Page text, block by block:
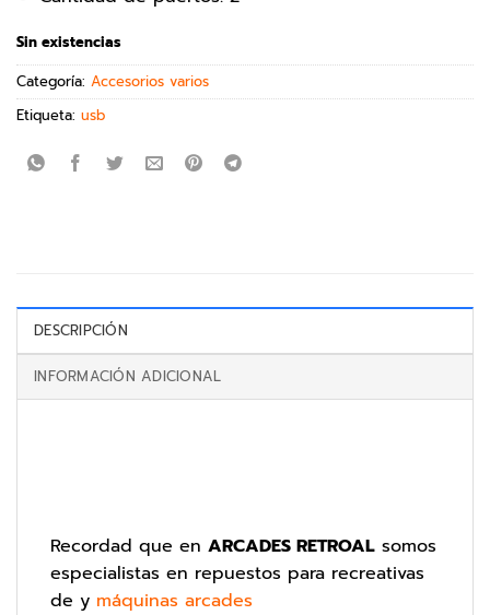
Sin existencias
Categoría: Accesorios varios
Etiqueta: usb
DESCRIPCIÓN
INFORMACIÓN ADICIONAL
Recordad que en ARCADES RETROAL somos
especialistas en repuestos para recreativas
de y máquinas arcades